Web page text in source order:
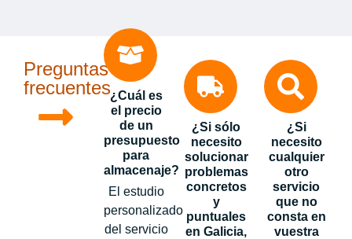
Preguntas
frecuentes¿Cuál es
el precio
de un
presupuesto
para
almacenaje?
El estudio
personalizado
del servicio
¿Si sólo
necesito
solucionar
problemas
concretos
y
puntuales
en Galicia,
¿Si
necesito
cualquier
otro
servicio
que no
consta en
vuestra